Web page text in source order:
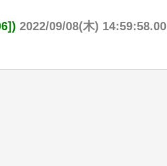
2022/09/08(木) 14:59:58.00